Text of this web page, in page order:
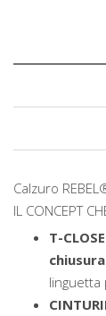
Calzuro
IL CONCEPT
T-
chiusura
linguetta